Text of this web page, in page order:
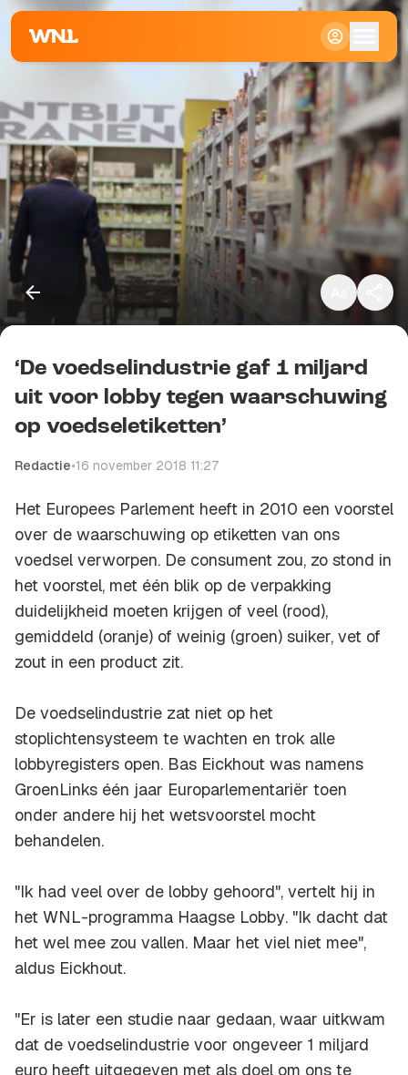
Klein
Standaard
Groot
Kopieer link
‘De voedselindustrie gaf 1 miljard
uit voor lobby tegen waarschuwing
op voedseletiketten’
Redactie•16 november 2018 11:27
Het Europees Parlement heeft in 2010 een voorstel
over de waarschuwing op etiketten van ons
voedsel verworpen. De consument zou, zo stond in
het voorstel, met één blik op de verpakking
duidelijkheid moeten krijgen of veel (rood),
gemiddeld (oranje) of weinig (groen) suiker, vet of
zout in een product zit.
De voedselindustrie zat niet op het
stoplichtensysteem te wachten en trok alle
lobbyregisters open. Bas Eickhout was namens
GroenLinks één jaar Europarlementariër toen
onder andere hij het wetsvoorstel mocht
behandelen.
"Ik had veel over de lobby gehoord", vertelt hij in
het WNL-programma Haagse Lobby. "Ik dacht dat
het wel mee zou vallen. Maar het viel niet mee",
aldus Eickhout.
"Er is later een studie naar gedaan, waar uitkwam
dat de voedselindustrie voor ongeveer 1 miljard
euro heeft uitgegeven met als doel om ons te